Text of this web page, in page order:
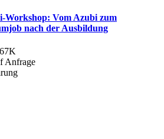
Workshop: Vom Azubi zum
nach der Ausbildung
Anfrage